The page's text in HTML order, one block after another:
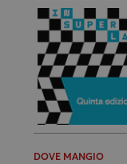
DOVE MANGIO